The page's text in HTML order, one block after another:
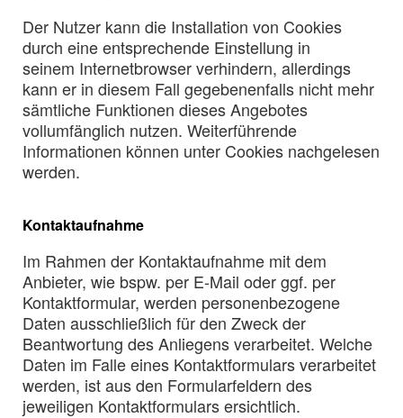
Der Nutzer kann die Installation von Cookies
durch eine entsprechende Einstellung in
seinem Internetbrowser verhindern, allerdings
kann er in diesem Fall gegebenenfalls nicht mehr
sämtliche Funktionen dieses Angebotes
vollumfänglich nutzen. Weiterführende
Informationen können unter Cookies nachgelesen
werden.
Kontaktaufnahme
Im Rahmen der Kontaktaufnahme mit dem
Anbieter, wie bspw. per E-Mail oder ggf. per
Kontaktformular, werden personenbezogene
Daten ausschließlich für den Zweck der
Beantwortung des Anliegens verarbeitet. Welche
Daten im Falle eines Kontaktformulars verarbeitet
werden, ist aus den Formularfeldern des
jeweiligen Kontaktformulars ersichtlich.